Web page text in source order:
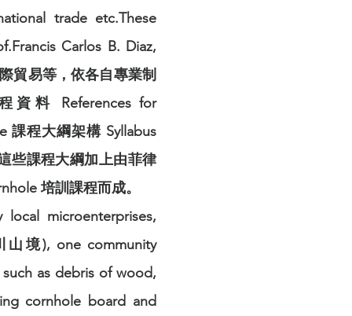
trade etc.These
Carlos B. Diaz,
貿易等，依各自專業制
料 References for
課程大綱架構 Syllabus
些課程大綱加上由菲律
培訓課程而成。
microenterprises,
山境), one community
as debris of wood,
cornhole board and